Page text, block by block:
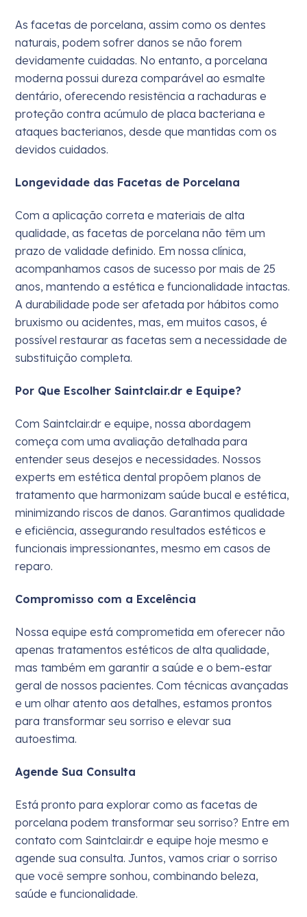
As facetas de porcelana, assim como os dentes
naturais, podem sofrer danos se não forem
devidamente cuidadas. No entanto, a porcelana
moderna possui dureza comparável ao esmalte
dentário, oferecendo resistência a rachaduras e
proteção contra acúmulo de placa bacteriana e
ataques bacterianos, desde que mantidas com os
devidos cuidados.
Longevidade das Facetas de Porcelana
Com a aplicação correta e materiais de alta
qualidade, as facetas de porcelana não têm um
prazo de validade definido. Em nossa clínica,
acompanhamos casos de sucesso por mais de 25
anos, mantendo a estética e funcionalidade intactas.
A durabilidade pode ser afetada por hábitos como
bruxismo ou acidentes, mas, em muitos casos, é
possível restaurar as facetas sem a necessidade de
substituição completa.
Por Que Escolher Saintclair.dr e Equipe?
Com Saintclair.dr e equipe, nossa abordagem
começa com uma avaliação detalhada para
entender seus desejos e necessidades. Nossos
experts em estética dental propõem planos de
tratamento que harmonizam saúde bucal e estética,
minimizando riscos de danos. Garantimos qualidade
e eficiência, assegurando resultados estéticos e
funcionais impressionantes, mesmo em casos de
reparo.
Compromisso com a Excelência
Nossa equipe está comprometida em oferecer não
apenas tratamentos estéticos de alta qualidade,
mas também em garantir a saúde e o bem-estar
geral de nossos pacientes. Com técnicas avançadas
e um olhar atento aos detalhes, estamos prontos
para transformar seu sorriso e elevar sua
autoestima.
Agende Sua Consulta
Está pronto para explorar como as facetas de
porcelana podem transformar seu sorriso? Entre em
contato com Saintclair.dr e equipe hoje mesmo e
agende sua consulta. Juntos, vamos criar o sorriso
que você sempre sonhou, combinando beleza,
saúde e funcionalidade.